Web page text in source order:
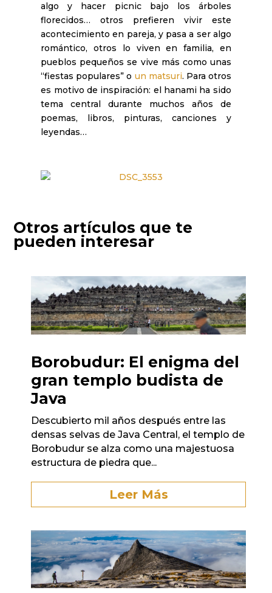
algo y hacer picnic bajo los árboles
florecidos… otros prefieren vivir este
acontecimiento en pareja, y pasa a ser algo
romántico, otros lo viven en familia, en
pueblos pequeños se vive más como unas
“fiestas populares” o un matsuri. Para otros
es motivo de inspiración: el hanami ha sido
tema central durante muchos años de
poemas, libros, pinturas, canciones y
leyendas…
Otros artículos que te
pueden interesar
Borobudur: El enigma del
gran templo budista de
Java
Descubierto mil años después entre las
densas selvas de Java Central, el templo de
Borobudur se alza como una majestuosa
estructura de piedra que...
Leer Más